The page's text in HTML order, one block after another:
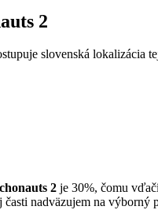
2
slovenská lokalizácia
2 je 30%, čomu
nadväzujem na